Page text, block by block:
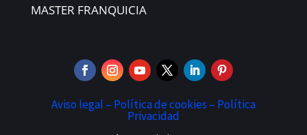
MASTER FRANQUICIA
Aviso legal – Política de cookies – Política
Privacidad